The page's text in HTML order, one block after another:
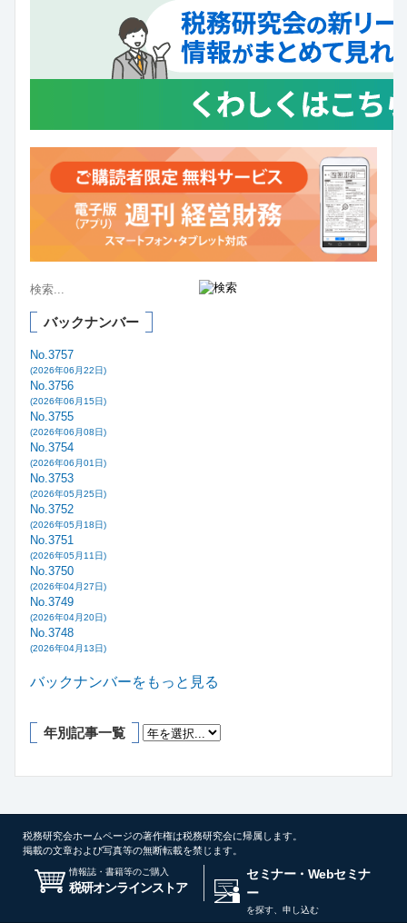
バックナンバー
No.3757
(2026年06月22日)
No.3756
(2026年06月15日)
No.3755
(2026年06月08日)
No.3754
(2026年06月01日)
No.3753
(2026年05月25日)
No.3752
(2026年05月18日)
No.3751
(2026年05月11日)
No.3750
(2026年04月27日)
No.3749
(2026年04月20日)
No.3748
(2026年04月13日)
バックナンバーをもっと見る
年別記事一覧
税務研究会ホームページの著作権は税務研究会に帰属します。
掲載の文章および写真等の無断転載を禁じます。
情報誌・書籍等のご購入
税研オンラインストア
セミナー・Webセミナ
ー
を探す、申し込む